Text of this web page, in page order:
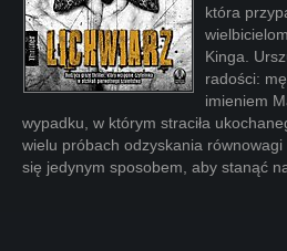
która
Kinga.
radości:
imieniem
wypadku, w którym straciła
wielu próbach odzyskania równowagi
się jedynym sposobem, aby stanąć